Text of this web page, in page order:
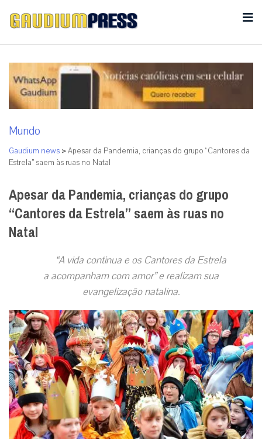
Mundo
Gaudium news >Apesar da Pandemia, crianças do grupo “Cantores da
Estrela” saem às ruas no Natal
Apesar da Pandemia, crianças do grupo
“Cantores da Estrela” saem às ruas no
Natal
“A vida continua e os Cantores da Estrela
a acompanham com amor” e realizam sua
evangelização natalina.